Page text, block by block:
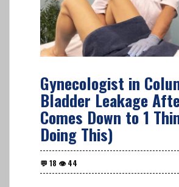
Gynecologist in
Bladder Leakage
Comes Down to 1
Doing This)